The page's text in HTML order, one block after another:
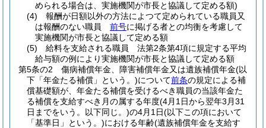
められる場合は、実施機関が市長と協議して定める額)
(4)
報酬が日額以外の方法によつて定められている職員又
は報酬のない職員 前号に掲げる者との均衡を考慮して
実施機関が市長と協議して定める額
(5)
給料を支給される職員 法第2条第4項に規定する平均
給与額の例により実施機関が市長と協議して定める額
第5条の2
傷病補償年金、障害補償年金又は遺族補償年金(以
下「年金たる補償」という。)について前条の規定による補
償基礎額が、年金たる補償を受けるべき職員の当該年金た
る補償を支給すべき月の属する年度(4月1日から翌年3月31
日までをいう。以下同じ。)の4月1日(以下この項において
「基準日」という。)における年齢(遺族補償年金を支給す